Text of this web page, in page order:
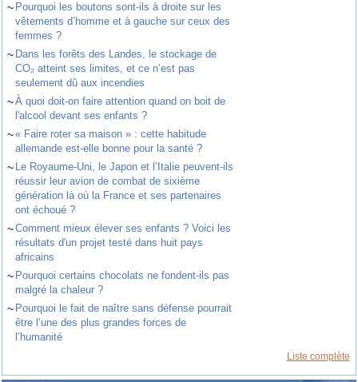
~ Pourquoi les boutons sont-ils à droite sur les
vêtements d’homme et à gauche sur ceux des
femmes ?
~ Dans les forêts des Landes, le stockage de
CO₂ atteint ses limites, et ce n’est pas
seulement dû aux incendies
~À quoi doit-on faire attention quand on boit de
l'alcool devant ses enfants ?
~« Faire roter sa maison » : cette habitude
allemande est-elle bonne pour la santé ?
~ Le Royaume-Uni, le Japon et l’Italie peuvent-ils
réussir leur avion de combat de sixième
génération là où la France et ses partenaires
ont échoué ?
~Comment mieux élever ses enfants ? Voici les
résultats d'un projet testé dans huit pays
africains
~ Pourquoi certains chocolats ne fondent-ils pas
malgré la chaleur ?
~ Pourquoi le fait de naître sans défense pourrait
être l’une des plus grandes forces de
l’humanité
Liste complète